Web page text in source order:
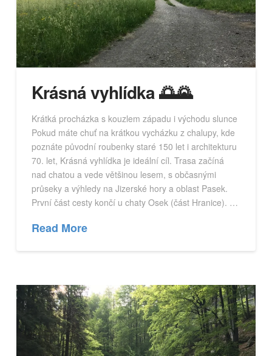
Krásná vyhlídka 🌅🌄
Krátká procházka s kouzlem západu i východu slunce
Pokud máte chuť na krátkou vycházku z chalupy, kde
poznáte původní roubenky staré 150 let i architekturu
70. let, Krásná vyhlídka je ideální cíl. Trasa začíná
nad chatou a vede většinou lesem, s občasnými
průseky a výhledy na Jizerské hory a oblast Pasek.
První část cesty končí u chaty Osek (část Hranice). …
Read More